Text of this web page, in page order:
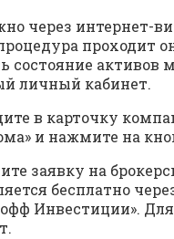
через интернет-
проходит
состояние активов
личный кабинет.
в карточку
и нажмите на
заявку на
бесплатно
Инвестиции».